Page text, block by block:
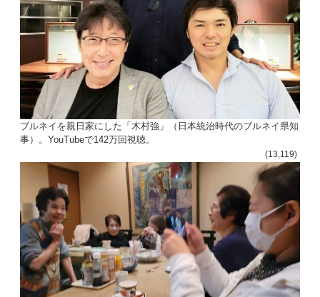
ブルネイを親日家にした「木村強」（日本統治時代のブルネイ県知
事）。YouTubeで142万回視聴。
(13,119)